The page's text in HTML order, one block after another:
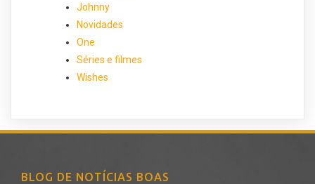
Johnny
Novidades
One
Séries e filmes
Wishes
BLOG DE NOTÍCIAS BOAS